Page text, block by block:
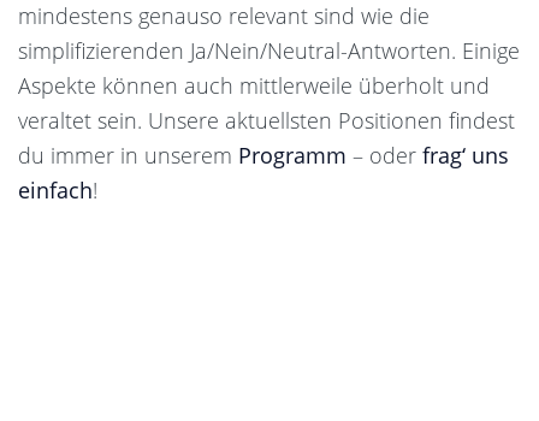
mindestens genauso relevant sind wie die
simplifizierenden Ja/Nein/Neutral-Antworten. Einige
Aspekte können auch mittlerweile überholt und
veraltet sein. Unsere aktuellsten Positionen findest
du immer in unserem Programm – oder frag‘ uns
einfach!